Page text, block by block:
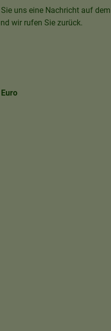
uns eine Nachricht auf dem
wir rufen Sie zurück.